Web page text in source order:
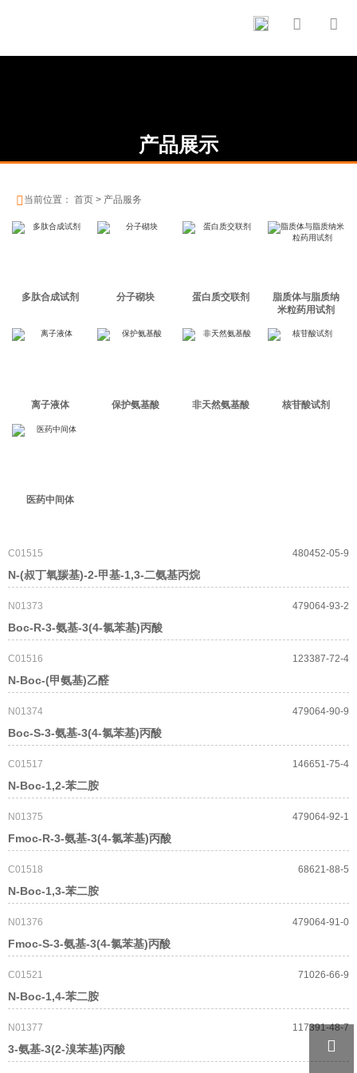
 
产品展示
 当前位置： 首页 > 产品服务
多肽合成试剂 分子砌块 蛋白质交联剂
脂质体与脂质纳
米粒药用试剂
离子液体 保护氨基酸 非天然氨基酸 核苷酸试剂
医药中间体
C01515
N-(叔丁氧羰基)-2-甲基-1,3-二氨基丙烷
480452-05-9
N01373
Boc-R-3-氨基-3(4-氯苯基)丙酸
479064-93-2
C01516
N-Boc-(甲氨基)乙醛
123387-72-4
N01374
Boc-S-3-氨基-3(4-氯苯基)丙酸
479064-90-9
C01517
N-Boc-1,2-苯二胺
146651-75-4
N01375
Fmoc-R-3-氨基-3(4-氯苯基)丙酸
479064-92-1
C01518
N-Boc-1,3-苯二胺
68621-88-5
N01376
Fmoc-S-3-氨基-3(4-氯苯基)丙酸
479064-91-0
C01521
N-Boc-1,4-苯二胺
71026-66-9
N01377
3-氨基-3(2-溴苯基)丙酸
117391-48-7
